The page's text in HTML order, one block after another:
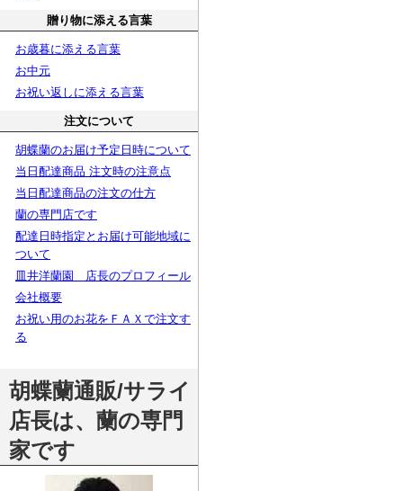
贈り物に添える言葉
お歳暮に添える言葉
お中元
お祝い返しに添える言葉
注文について
胡蝶蘭のお届け予定日時について
当日配達商品 注文時の注意点
当日配達商品の注文の仕方
蘭の専門店です
配達日時指定とお届け可能地域に
ついて
皿井洋蘭園 店長のプロフィール
会社概要
お祝い用のお花をＦＡＸで注文す
る
胡蝶蘭通販/サライ
店長は、蘭の専門
家です